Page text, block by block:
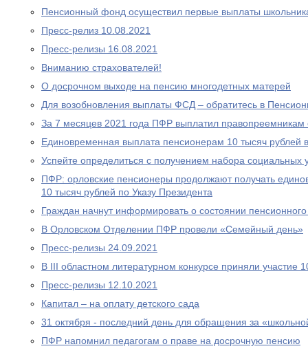
Пенсионный фонд осуществил первые выплаты
Пресс-релиз 10.08.2021
Пресс-релизы 16.08.2021
Вниманию страхователей!
О досрочном выходе на пенсию многодетных матерей
Для возобновления выплаты ФСД – обратитесь в
За 7 месяцев 2021 года ПФР выплатил
Единовременная выплата пенсионерам 10 тысяч рублей
Успейте определиться с получением набора социальных
ПФР: орловские пенсионеры продолжают получать
10 тысяч рублей по Указу Президента
Граждан начнут информировать о состоянии
В Орловском Отделении ПФР провели «Семейный день»
Пресс-релизы 24.09.2021
В III областном литературном конкурсе приняли участие
Пресс-релизы 12.10.2021
Капитал – на оплату детского сада
31 октября - последний день для обращения за
ПФР напомнил педагогам о праве на досрочную пенсию